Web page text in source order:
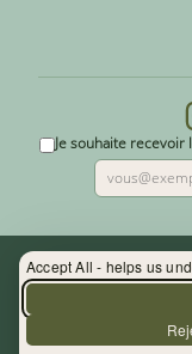
Accept All - helps us
Je souhaite
Contact :
Centre de Yoga -